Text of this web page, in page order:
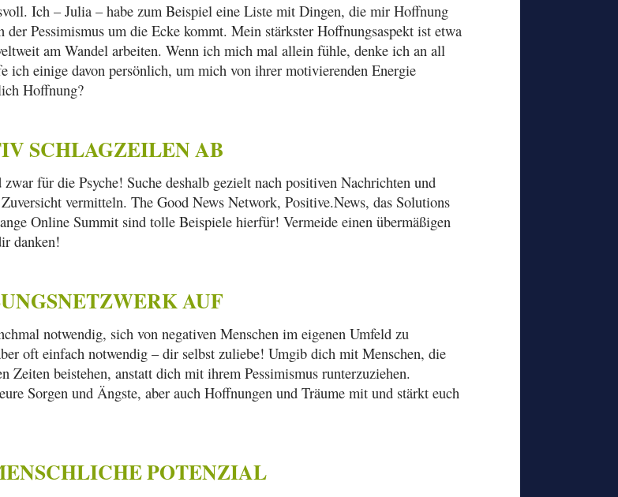
Ich – Julia – habe zum Beispiel eine Liste mit Dingen, die mir Hoffnung
der Pessimismus um die Ecke kommt. Mein stärkster Hoffnungsaspekt ist etwa
am Wandel arbeiten. Wenn ich mich mal allein fühle, denke ich an all
ich einige davon persönlich, um mich von ihrer motivierenden Energie
Hoffnung?
SCHLAGZEILEN AB
für die Psyche! Suche deshalb gezielt nach positiven Nachrichten und
vermitteln. The Good News Network, Positive.News, das Solutions
Online Summit sind tolle Beispiele hierfür! Vermeide einen übermäßigen
danken!
AUF
notwendig, sich von negativen Menschen im eigenen Umfeld zu
oft einfach notwendig – dir selbst zuliebe! Umgib dich mit Menschen, die
beistehen, anstatt dich mit ihrem Pessimismus runterzuziehen.
Sorgen und Ängste, aber auch Hoffnungen und Träume mit und stärkt euch
POTENZIAL